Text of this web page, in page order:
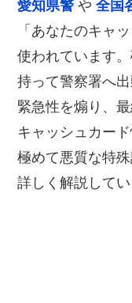
愛知県警 や全国
「あなたのキャ
使われています
持って警察署へ
緊急性を煽り、
キャッシュカー
極めて悪質な特
詳しく解説してい